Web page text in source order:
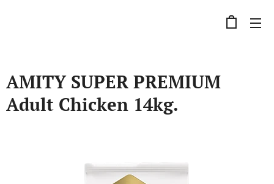
AMITY SUPER PREMIUM
Adult Chicken 14kg.